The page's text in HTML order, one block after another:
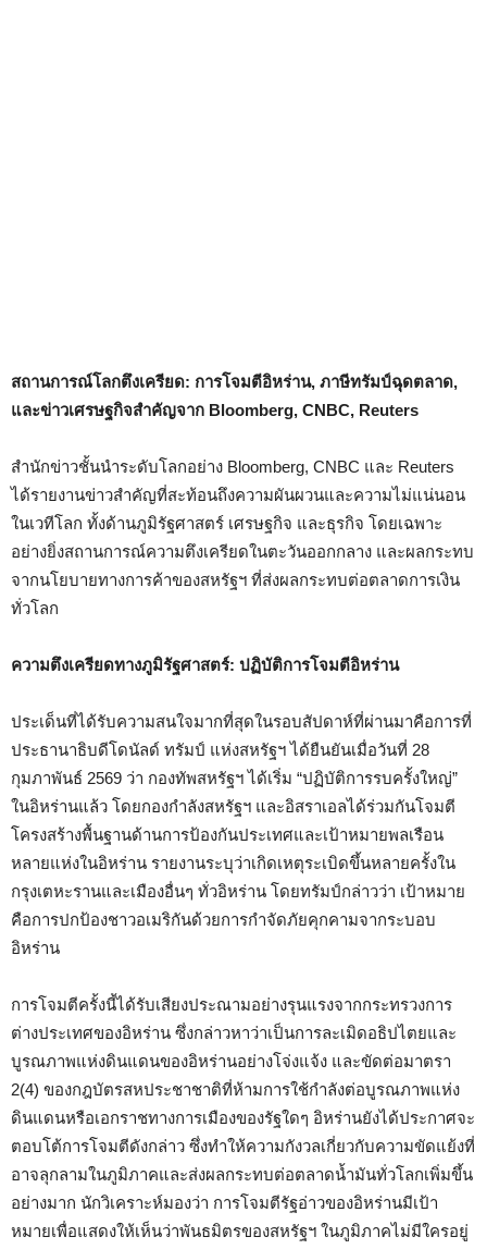
สถานการณ์โลกตึงเครียด: การโจมตีอิหร่าน, ภาษีทรัมป์ฉุดตลาด,
และข่าวเศรษฐกิจสำคัญจาก Bloomberg, CNBC, Reuters
สำนักข่าวชั้นนำระดับโลกอย่าง Bloomberg, CNBC และ Reuters
ได้รายงานข่าวสำคัญที่สะท้อนถึงความผันผวนและความไม่แน่นอน
ในเวทีโลก ทั้งด้านภูมิรัฐศาสตร์ เศรษฐกิจ และธุรกิจ โดยเฉพาะ
อย่างยิ่งสถานการณ์ความตึงเครียดในตะวันออกกลาง และผลกระทบ
จากนโยบายทางการค้าของสหรัฐฯ ที่ส่งผลกระทบต่อตลาดการเงิน
ทั่วโลก
ความตึงเครียดทางภูมิรัฐศาสตร์: ปฏิบัติการโจมตีอิหร่าน
ประเด็นที่ได้รับความสนใจมากที่สุดในรอบสัปดาห์ที่ผ่านมาคือการที่
ประธานาธิบดีโดนัลด์ ทรัมป์ แห่งสหรัฐฯ ได้ยืนยันเมื่อวันที่ 28
กุมภาพันธ์ 2569 ว่า กองทัพสหรัฐฯ ได้เริ่ม “ปฏิบัติการรบครั้งใหญ่”
ในอิหร่านแล้ว โดยกองกำลังสหรัฐฯ และอิสราเอลได้ร่วมกันโจมตี
โครงสร้างพื้นฐานด้านการป้องกันประเทศและเป้าหมายพลเรือน
หลายแห่งในอิหร่าน รายงานระบุว่าเกิดเหตุระเบิดขึ้นหลายครั้งใน
กรุงเตหะรานและเมืองอื่นๆ ทั่วอิหร่าน โดยทรัมป์กล่าวว่า เป้าหมาย
คือการปกป้องชาวอเมริกันด้วยการกำจัดภัยคุกคามจากระบอบ
อิหร่าน
การโจมตีครั้งนี้ได้รับเสียงประณามอย่างรุนแรงจากกระทรวงการ
ต่างประเทศของอิหร่าน ซึ่งกล่าวหาว่าเป็นการละเมิดอธิปไตยและ
บูรณภาพแห่งดินแดนของอิหร่านอย่างโจ่งแจ้ง และขัดต่อมาตรา
2(4) ของกฎบัตรสหประชาชาติที่ห้ามการใช้กำลังต่อบูรณภาพแห่ง
ดินแดนหรือเอกราชทางการเมืองของรัฐใดๆ อิหร่านยังได้ประกาศจะ
ตอบโต้การโจมตีดังกล่าว ซึ่งทำให้ความกังวลเกี่ยวกับความขัดแย้งที่
อาจลุกลามในภูมิภาคและส่งผลกระทบต่อตลาดน้ำมันทั่วโลกเพิ่มขึ้น
อย่างมาก นักวิเคราะห์มองว่า การโจมตีรัฐอ่าวของอิหร่านมีเป้า
หมายเพื่อแสดงให้เห็นว่าพันธมิตรของสหรัฐฯ ในภูมิภาคไม่มีใครอยู่